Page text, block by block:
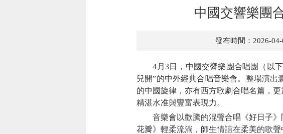
中國交響樂團
發布時間：2026-04-
4月3日，中國交響樂團合唱團（以下
兒開”的中外經典合唱音樂會。整場演
的中國旋律，亦有西方歌劇合唱名篇，
精湛水准與豐富表現力。
音樂會以歡騰的混聲合唱《好日子》
花瓣》輕柔流淌，師生情誼在柔美的歌